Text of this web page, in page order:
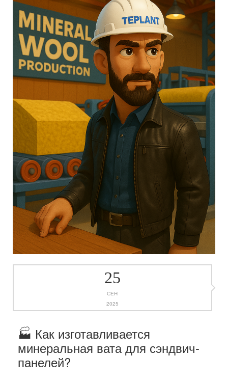
25
СЕН
2025
🏭 Как изготавливается
минеральная вата для сэндвич-
панелей?